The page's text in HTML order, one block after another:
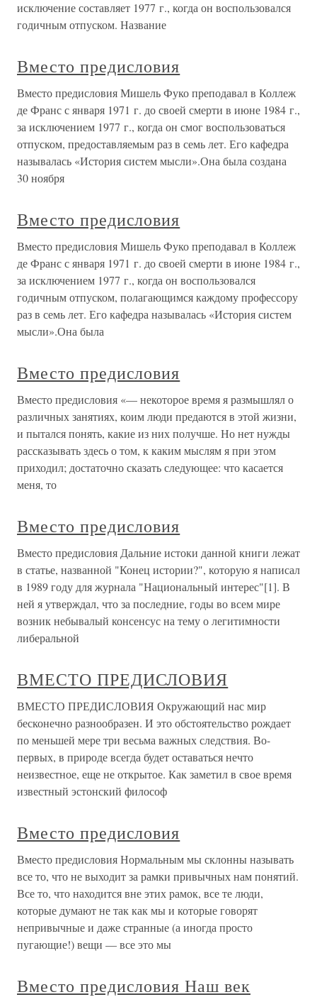
исключение составляет 1977 г., когда он воспользовался
годичным отпуском. Название
Вместо предисловия
Вместо предисловия Мишель Фуко преподавал в Коллеж
де Франс с января 1971 г. до своей смерти в июне 1984 г.,
за исключением 1977 г., когда он смог воспользоваться
отпуском, предоставляемым раз в семь лет. Его кафедра
называлась «История систем мысли».Она была создана
30 ноября
Вместо предисловия
Вместо предисловия Мишель Фуко преподавал в Коллеж
де Франс с января 1971 г. до своей смерти в июне 1984 г.,
за исключением 1977 г., когда он воспользовался
годичным отпуском, полагающимся каждому профессору
раз в семь лет. Его кафедра называлась «История систем
мысли».Она была
Вместо предисловия
Вместо предисловия «— некоторое время я размышлял о
различных занятиях, коим люди предаются в этой жизни,
и пытался понять, какие из них получше. Но нет нужды
рассказывать здесь о том, к каким мыслям я при этом
приходил; достаточно сказать следующее: что касается
меня, то
Вместо предисловия
Вместо предисловия Дальние истоки данной книги лежат
в статье, названной "Конец истории?", которую я написал
в 1989 году для журнала "Национальный интерес"[1]. В
ней я утверждал, что за последние, годы во всем мире
возник небывалый консенсус на тему о легитимности
либеральной
ВМЕСТО ПРЕДИСЛОВИЯ
ВМЕСТО ПРЕДИСЛОВИЯ Окружающий нас мир
бесконечно разнообразен. И это обстоятельство рождает
по меньшей мере три весьма важных следствия. Во-
первых, в природе всегда будет оставаться нечто
неизвестное, еще не открытое. Как заметил в свое время
известный эстонский философ
Вместо предисловия
Вместо предисловия Нормальным мы склонны называть
все то, что не выходит за рамки привычных нам понятий.
Все то, что находится вне этих рамок, все те люди,
которые думают не так как мы и которые говорят
непривычные и даже странные (а иногда просто
пугающие!) вещи — все это мы
Вместо предисловия Наш век